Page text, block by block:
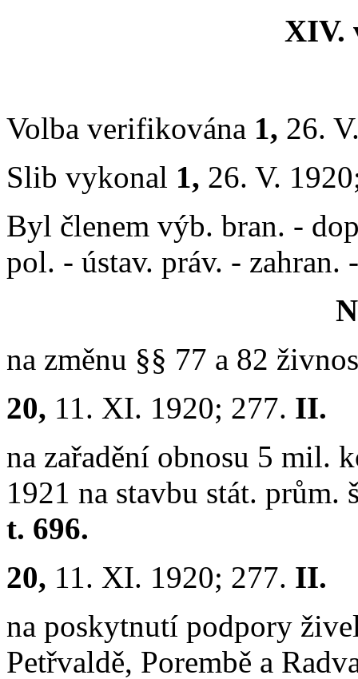
XIV.
Volba verifikována 1, 26.
Slib vykonal 1, 26. V.
Byl členem výb. bran. -
pol. - ústav. práv. - zahran.
na změnu §§ 77 a 82
20, 11. XI. 1920; 277. II.
na zařadění obnosu 5 mil.
1921 na stavbu stát.
t. 696.
20, 11. XI. 1920; 277. II.
na poskytnutí podpory
Petřvaldě, Porembě a